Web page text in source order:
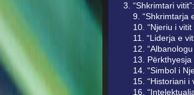
“Shkrimtari
9. “Shkrimtarja
10. “Njeriu i
11. “Liderja e
12.
13.
14. “Simbol i
15. “Historiani i
16.